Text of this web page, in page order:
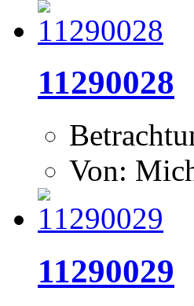
11290028
Von:
11290029